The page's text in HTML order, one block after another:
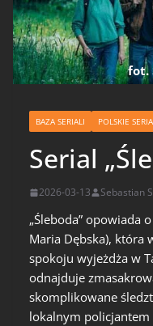
fot.
BAZA SERIALI POLSKIE
Serial
2026-03-13 Sebastian
„Śleboda” opowiada
Maria Dębska), która
spokoju wyjeżdża w
odnajduje
skomplikowane
lokalnym policjantem